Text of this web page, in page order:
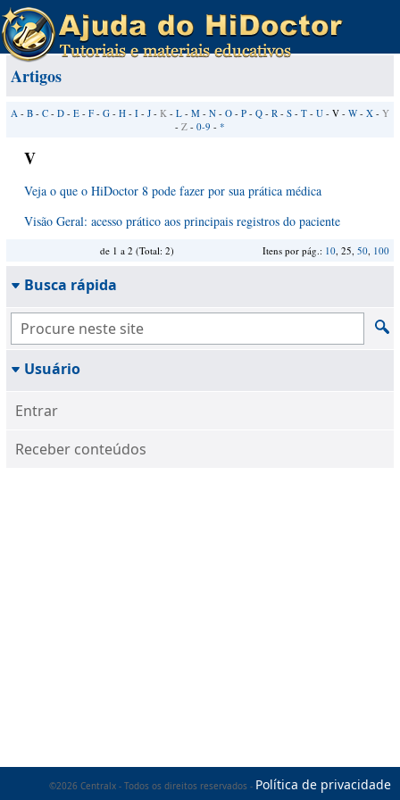
Artigos
A - B - C - D - E - F - G - H - I - J - K - L - M - N - O - P - Q - R - S - T - U - V - W - X - Y
- Z - 0-9 - *
V
Veja o que o HiDoctor 8 pode fazer por sua prática médica
Visão Geral: acesso prático aos principais registros do paciente
Itens por pág.: 10, 25, 50, 100
de 1 a 2 (Total: 2)
Busca rápida
Usuário
Entrar
Receber conteúdos
©2026 Centralx - Todos os direitos reservados - Política de privacidade